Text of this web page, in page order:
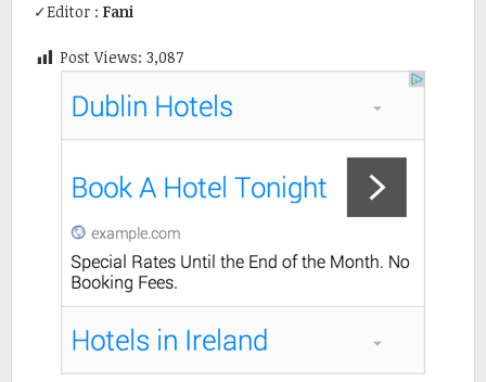
✓Editor : Fani
Post Views: 3,087